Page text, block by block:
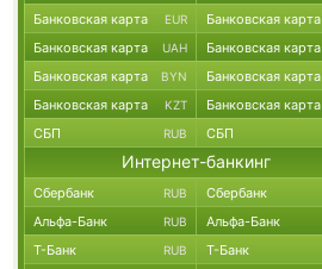
Банковская карта EUR Банковская карта
Банковская карта UAH Банковская карта
Банковская карта BYN Банковская карта
Банковская карта KZT Банковская карта
СБП RUB СБП
Интернет-банкинг
Сбербанк RUB Сбербанк
Альфа-Банк RUB Альфа-Банк
Т-Банк RUB Т-Банк